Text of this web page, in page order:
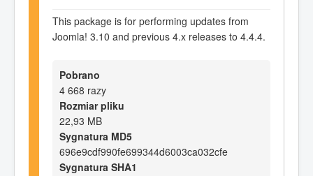
This package is for performing updates from
Joomla! 3.10 and previous 4.x releases to 4.4.4.
Pobrano
4 668 razy
Rozmiar pliku
22,93 MB
Sygnatura MD5
696e9cdf990fe699344d6003ca032cfe
Sygnatura SHA1